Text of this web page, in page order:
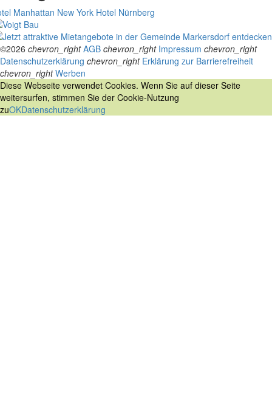
Manhattan New York Hotel Nürnberg
©2026 chevron_right AGB chevron_right Impressum chevron_right
Datenschutzerklärung chevron_right Erklärung zur Barrierefreiheit
chevron_right Werben
Diese Webseite verwendet Cookies. Wenn Sie auf dieser Seite
weitersurfen, stimmen Sie der Cookie-Nutzung
zuOKDatenschutzerklärung